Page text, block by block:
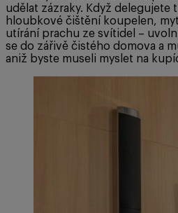
udělat zázraky. Když delegujete
hloubkové čištění koupelen,
utírání prachu ze svítidel –
se do zářivě čistého domova a
aniž byste museli myslet na